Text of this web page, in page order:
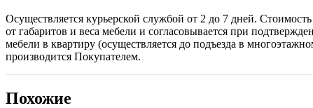
Осуществляется курьерской службой от 2 до 7 дней.
от габаритов и веса мебели и согласовывается при
мебели в квартиру (осуществляется до подъезда в
производится Покупателем.
Похожие